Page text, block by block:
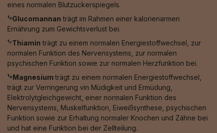
eines normalen Blutzuckerspiegels.
¹⁶Glucomannan trägt im Rahmen einer kalorienarmen
Ernährung zum Gewichtsverlust bei.
¹⁷Thiamin trägt zu einem normalen Energiestoffwechsel, zur
normalen Funktion des Nervensystems, zur normalen
psychischen Funktion sowie zur normalen Herzfunktion bei.
¹⁸Magnesiumträgt zu einem normalen Energiestoffwechsel,
trägt zur Verringerung vin Müdigkeit und Ermüdung,
Elektrolytgleichgewicht, einer normalen Funktion des
Nervensystems, Muskelfunktion, Eiweißsynthese, psychischen
Funktion sowie zur Erhaltung normaler Knochen und Zähne bei
und hat eine Funktion bei der Zellteilung.